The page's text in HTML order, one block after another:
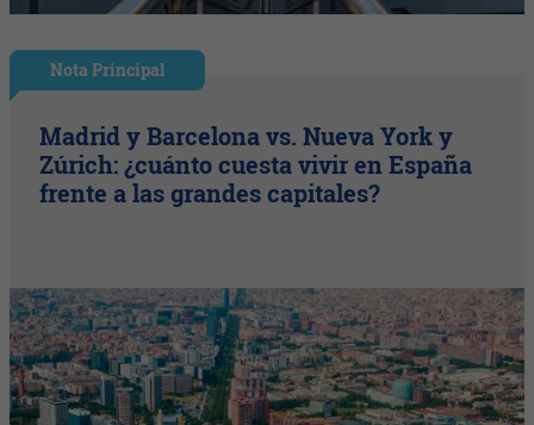
Nota Principal
Madrid y Barcelona vs. Nueva York y
Zúrich: ¿cuánto cuesta vivir en España
frente a las grandes capitales?